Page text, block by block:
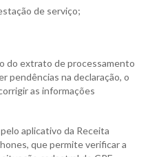
de serviço;
do extrato de processamento
pendências na declaração, o
as informações
aplicativo da Receita
que permite verificar a